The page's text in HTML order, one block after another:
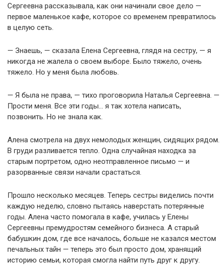
Сергеевна рассказывала, как они начинали свое дело —
первое маленькое кафе, которое со временем превратилось
в целую сеть.
— Знаешь, — сказала Елена Сергеевна, глядя на сестру, — я
никогда не жалела о своем выборе. Было тяжело, очень
тяжело. Но у меня была любовь.
— Я была не права, — тихо проговорила Наталья Сергеевна. —
Прости меня. Все эти годы… я так хотела написать,
позвонить. Но не знала как.
Алена смотрела на двух немолодых женщин, сидящих рядом.
В груди разливается тепло. Одна случайная находка за
старым портретом, одно неотправленное письмо — и
разорванные связи начали срастаться.
Прошло несколько месяцев. Теперь сестры виделись почти
каждую неделю, словно пытаясь наверстать потерянные
годы. Алена часто помогала в кафе, училась у Елены
Сергеевны премудростям семейного бизнеса. А старый
бабушкин дом, где все началось, больше не казался местом
печальных тайн — теперь это был просто дом, хранящий
историю семьи, которая смогла найти путь друг к другу.